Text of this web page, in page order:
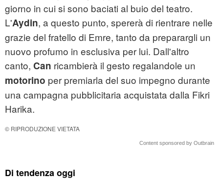
giorno in cui si sono baciati al buio del teatro.
L'Aydin, a questo punto, spererà di rientrare nelle
grazie del fratello di Emre, tanto da preparargli un
nuovo profumo in esclusiva per lui. Dall'altro
canto, Can ricambierà il gesto regalandole un
motorino per premiarla del suo impegno durante
una campagna pubblicitaria acquistata dalla Fikri
Harika.
© RIPRODUZIONE VIETATA
Content sponsored by Outbrain
Di tendenza oggi